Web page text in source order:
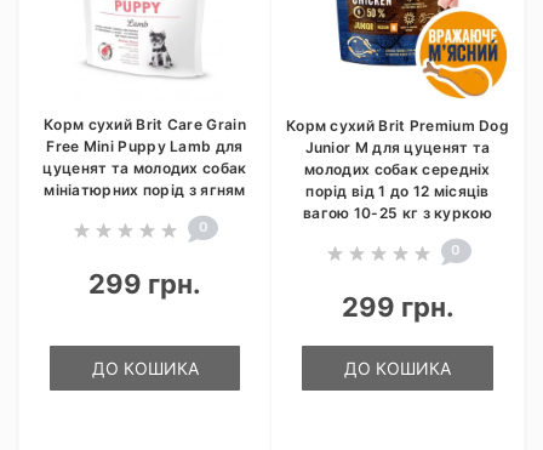
Корм сухий Brit Care Grain
Free Mini Puppy Lamb для
цуценят та молодих собак
мініатюрних порід з ягням
0
299 грн.
ДО КОШИКА
Корм сухий Brit Premium Dog
Junior M для цуценят та
молодих собак середніх
порід від 1 до 12 місяців
вагою 10-25 кг з куркою
0
299 грн.
ДО КОШИКА